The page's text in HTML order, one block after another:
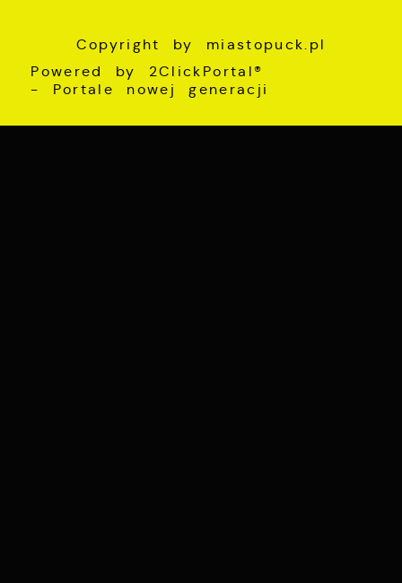
Copyright by miastopuck.pl
Powered by 2ClickPortal®
- Portale nowej generacji